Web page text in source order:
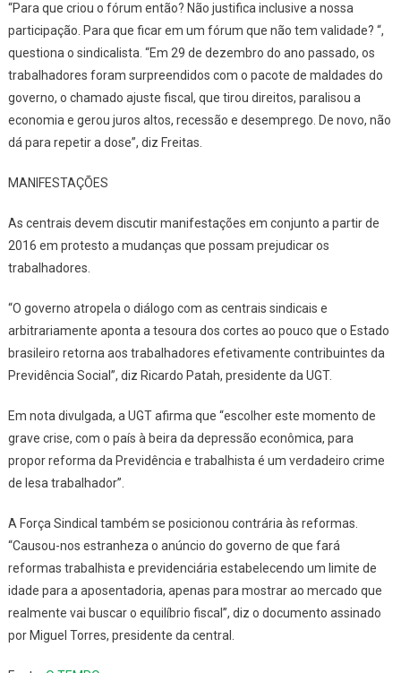
“Para que criou o fórum então? Não justifica inclusive a nossa
participação. Para que ficar em um fórum que não tem validade? “,
questiona o sindicalista. “Em 29 de dezembro do ano passado, os
trabalhadores foram surpreendidos com o pacote de maldades do
governo, o chamado ajuste fiscal, que tirou direitos, paralisou a
economia e gerou juros altos, recessão e desemprego. De novo, não
dá para repetir a dose”, diz Freitas.
MANIFESTAÇÕES
As centrais devem discutir manifestações em conjunto a partir de
2016 em protesto a mudanças que possam prejudicar os
trabalhadores.
“O governo atropela o diálogo com as centrais sindicais e
arbitrariamente aponta a tesoura dos cortes ao pouco que o Estado
brasileiro retorna aos trabalhadores efetivamente contribuintes da
Previdência Social”, diz Ricardo Patah, presidente da UGT.
Em nota divulgada, a UGT afirma que “escolher este momento de
grave crise, com o país à beira da depressão econômica, para
propor reforma da Previdência e trabalhista é um verdadeiro crime
de lesa trabalhador”.
A Força Sindical também se posicionou contrária às reformas.
“Causou-nos estranheza o anúncio do governo de que fará
reformas trabalhista e previdenciária estabelecendo um limite de
idade para a aposentadoria, apenas para mostrar ao mercado que
realmente vai buscar o equilíbrio fiscal”, diz o documento assinado
por Miguel Torres, presidente da central.